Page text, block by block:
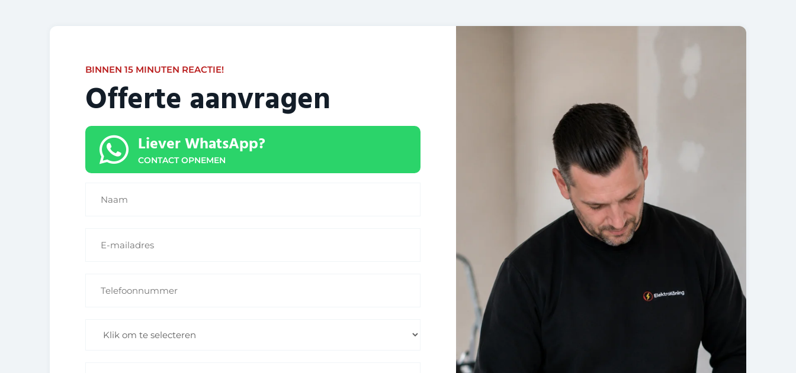
BINNEN 15 MINUTEN REACTIE!
Offerte aanvragen
Liever WhatsApp?
CONTACT OPNEMEN